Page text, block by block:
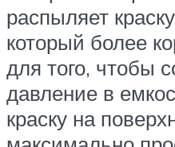
распыляет
который более
для того, чтобы
давление в
краску на